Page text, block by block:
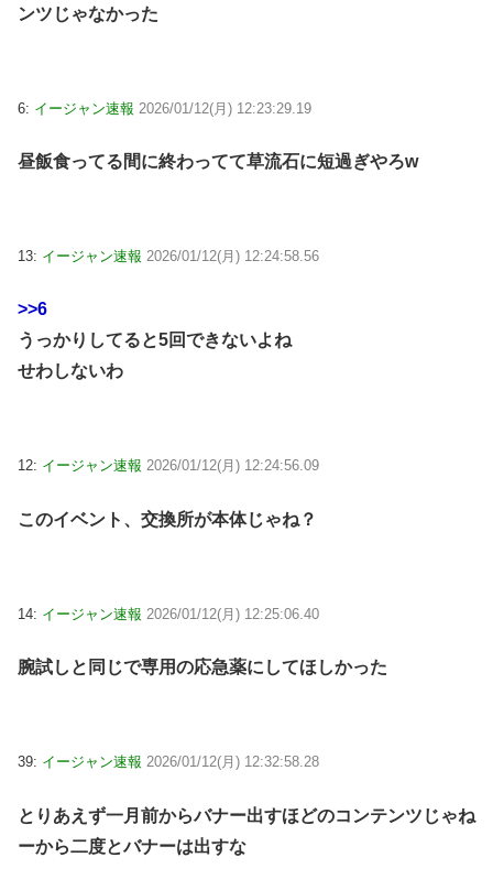
ンツじゃなかった
6: イージャン速報 2026/01/12(月) 12:23:29.19
昼飯食ってる間に終わってて草流石に短過ぎやろw
13: イージャン速報 2026/01/12(月) 12:24:58.56
>>6
うっかりしてると5回できないよね
せわしないわ
12: イージャン速報 2026/01/12(月) 12:24:56.09
このイベント、交換所が本体じゃね？
14: イージャン速報 2026/01/12(月) 12:25:06.40
腕試しと同じで専用の応急薬にしてほしかった
39: イージャン速報 2026/01/12(月) 12:32:58.28
とりあえず一月前からバナー出すほどのコンテンツじゃね
ーから二度とバナーは出すな